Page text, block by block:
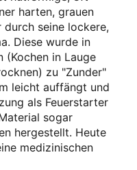
harten, grauen
durch seine lockere,
Diese wurde in
(Kochen in Lauge
zu "Zunder"
leicht auffängt und
als Feuerstarter
sogar
hergestellt. Heute
medizinischen